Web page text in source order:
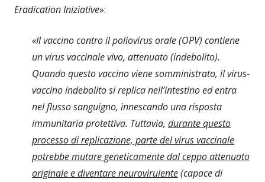
Eradication Iniziative»:
«Il vaccino contro il poliovirus orale (OPV) contiene
un virus vaccinale vivo, attenuato (indebolito).
Quando questo vaccino viene somministrato, il virus-
vaccino indebolito si replica nell’intestino ed entra
nel flusso sanguigno, innescando una risposta
immunitaria protettiva. Tuttavia, durante questo
processo di replicazione, parte del virus vaccinale
potrebbe mutare geneticamente dal ceppo attenuato
originale e diventare neurovirulente(capace di